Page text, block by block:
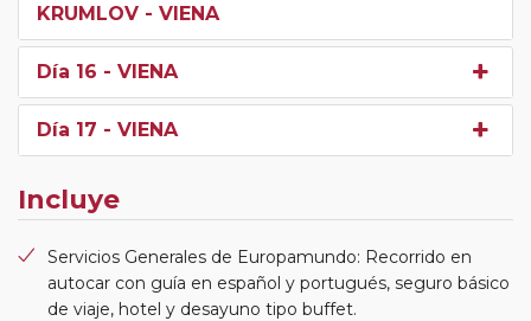
KRUMLOV - VIENA
Día 16 - VIENA
Día 17 - VIENA
Incluye
Servicios Generales de Europamundo: Recorrido en
autocar con guía en español y portugués, seguro básico
de viaje, hotel y desayuno tipo buffet.